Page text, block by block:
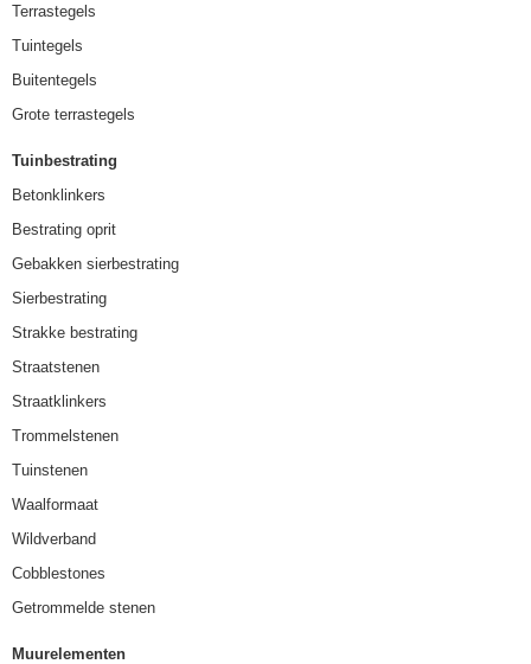
Terrastegels
Tuintegels
Buitentegels
Grote terrastegels
Tuinbestrating
Betonklinkers
Bestrating oprit
Gebakken sierbestrating
Sierbestrating
Strakke bestrating
Straatstenen
Straatklinkers
Trommelstenen
Tuinstenen
Waalformaat
Wildverband
Cobblestones
Getrommelde stenen
Muurelementen